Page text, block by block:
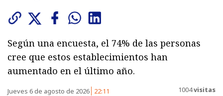
Según una encuesta, el 74% de las personas
cree que estos establecimientos han
aumentado en el último año.
Jueves 6 de agosto de 2026 22:11 1004visitas